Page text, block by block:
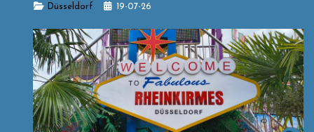
DetailsDüsseldorf 19-07-26